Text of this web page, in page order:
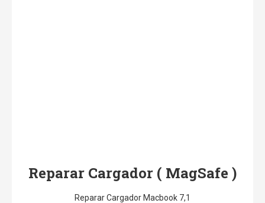
Reparar Cargador ( MagSafe )
Reparar Cargador Macbook 7,1